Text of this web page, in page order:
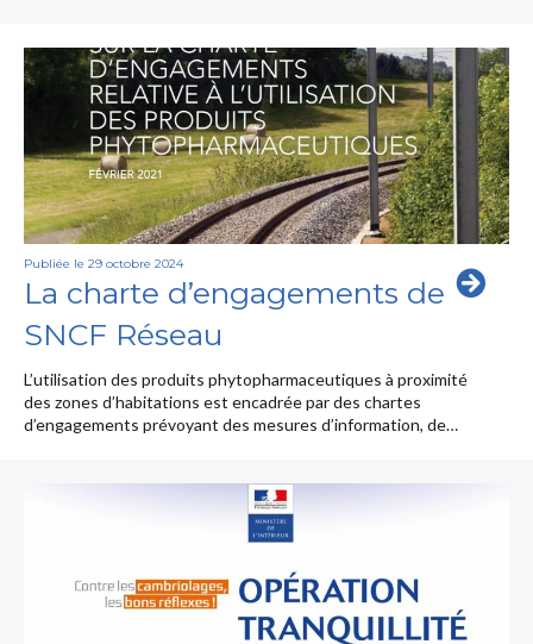
Publiée le 29 octobre 2024
La charte d’engagements de
SNCF Réseau
L’utilisation des produits phytopharmaceutiques à proximité
des zones d’habitations est encadrée par des chartes
d’engagements prévoyant des mesures d’information, de…